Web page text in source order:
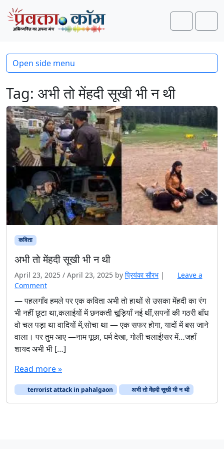
Skip to content
Skip to footer
Search
Tag: अभी तो मेंहदी सूखी भी न थी
कविता
अभी तो मेंहदी सूखी भी न थी
April 23, 2025 / April 23, 2025 by प्रियंका सौरभ |
Leave a
Comment
— पहलगाँव हमले पर एक कविता अभी तो हाथों से उसका मेंहदी का रंग
भी नहीं छूटा था,कलाईयों में छनकती चूड़ियाँ नई थीं,सपनों की गठरी बाँध
वो चल पड़ा था वादियों में,सोचा था — एक सफर होगा, यादों में बस जाने
वाला। पर तुम आए —नाम पूछा, धर्म देखा, गोली चलाई!सर में…जहाँ
शायद अभी भी […]
Read more »
terrorist attack in pahalgaon अभी तो मेंहदी सूखी भी न थी
Open side menu